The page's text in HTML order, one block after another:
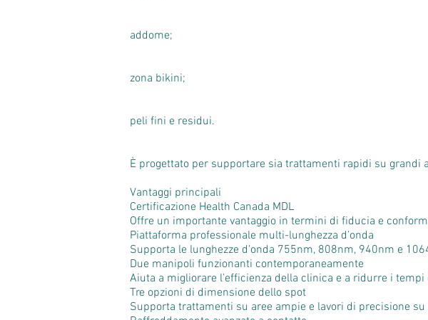
addome;
zona bikini;
peli fini e residui.
È progettato per supportare sia trattamenti rapidi su grandi
Vantaggi principali
Certificazione Health Canada MDL
Offre un importante vantaggio in termini di fiducia e
Piattaforma professionale multi-lunghezza d’onda
Supporta le lunghezze d’onda 755nm, 808nm, 940nm e
Due manipoli funzionanti contemporaneamente
Aiuta a migliorare l’efficienza della clinica e a ridurre i
Tre opzioni di dimensione dello spot
Supporta trattamenti su aree ampie e lavori di precisione su